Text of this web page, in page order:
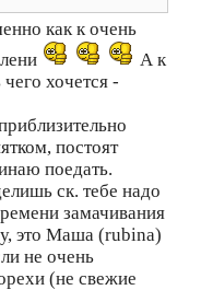
как к очень
А к
хочется -
постоят
поедать.
ск. тебе надо
замачивания
это Маша (rubina)
не очень
(не свежие